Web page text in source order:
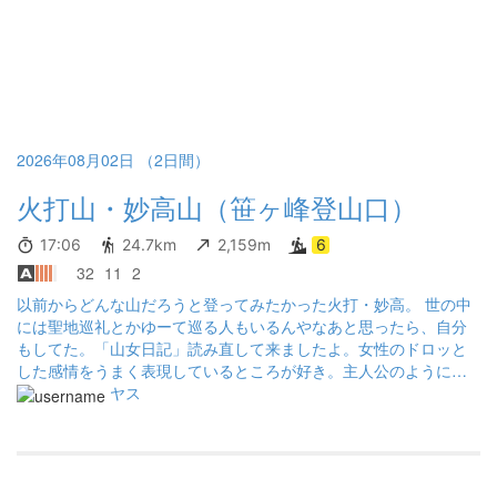
2026年08月02日 （2日間）
火打山・妙高山（笹ヶ峰登山口）
17:06 24.7km 2,159m 6
32 11 2
以前からどんな山だろうと登ってみたかった火打・妙高。 世の中
には聖地巡礼とかゆーて巡る人もいるんやなあと思ったら、自分
もしてた。「山女日記」読み直して来ましたよ。女性のドロッと
した感情をうまく表現しているところが好き。主人公のように人
生を考えるような登山にはならず、単にリュックの重さにハーハ
ヤス